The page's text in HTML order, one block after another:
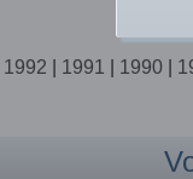
1992 1991 1990